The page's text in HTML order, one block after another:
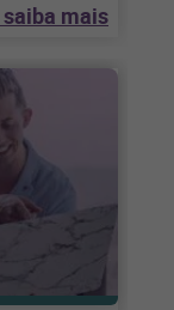
saiba mais